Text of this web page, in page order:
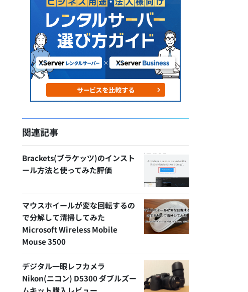
関連記事
Brackets(ブラケッツ)のインスト
ール方法と使ってみた評価
マウスホイールが変な回転するの
で分解して清掃してみた
Microsoft Wireless Mobile
Mouse 3500
デジタル一眼レフカメラ
Nikon(ニコン) D5300 ダブルズー